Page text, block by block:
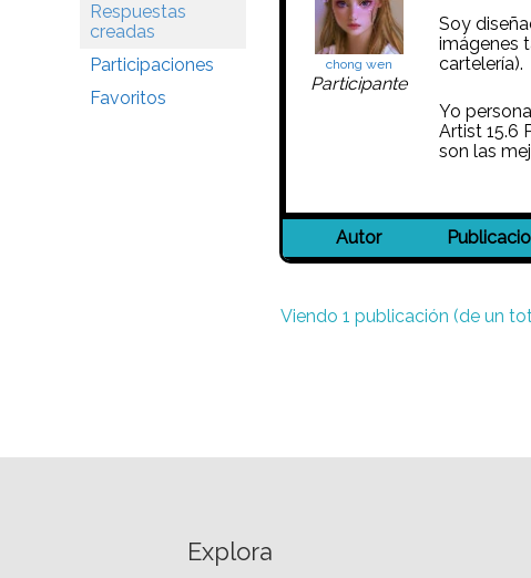
Respuestas
creadas
Participaciones
Favoritos
chong wen
Participante
Soy
imágenes
cartelería).
Yo
Artist 15.6
son las
Autor
Viendo 1 publicación (de un
Explora